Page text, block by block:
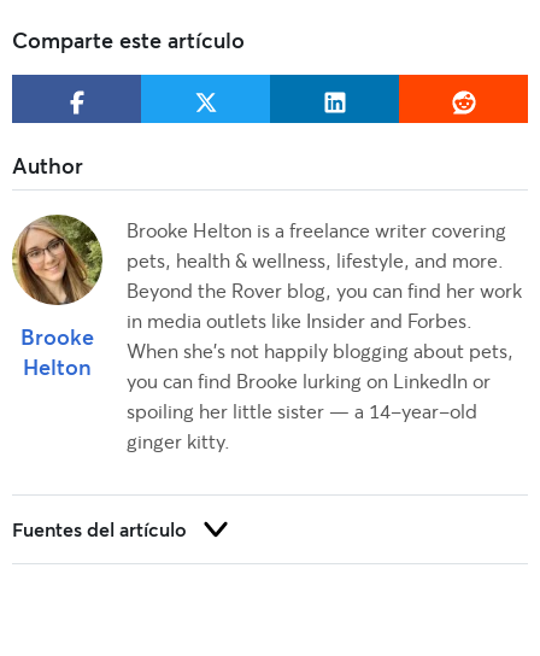
Comparte este artículo
Brooke
Helton
Brooke Helton is a freelance writer covering
pets, health & wellness, lifestyle, and more.
Beyond the Rover blog, you can find her work
in media outlets like Insider and Forbes.
When she’s not happily blogging about pets,
you can find Brooke lurking on LinkedIn or
spoiling her little sister — a 14-year-old
ginger kitty.
Fuentes del artículo